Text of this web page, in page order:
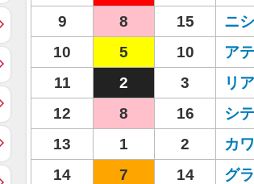
9
8 15 ニ
10
5 10 ア
11
2 3 リ
12
8 16 シ
13
1 2 カ
14
7 14 グ